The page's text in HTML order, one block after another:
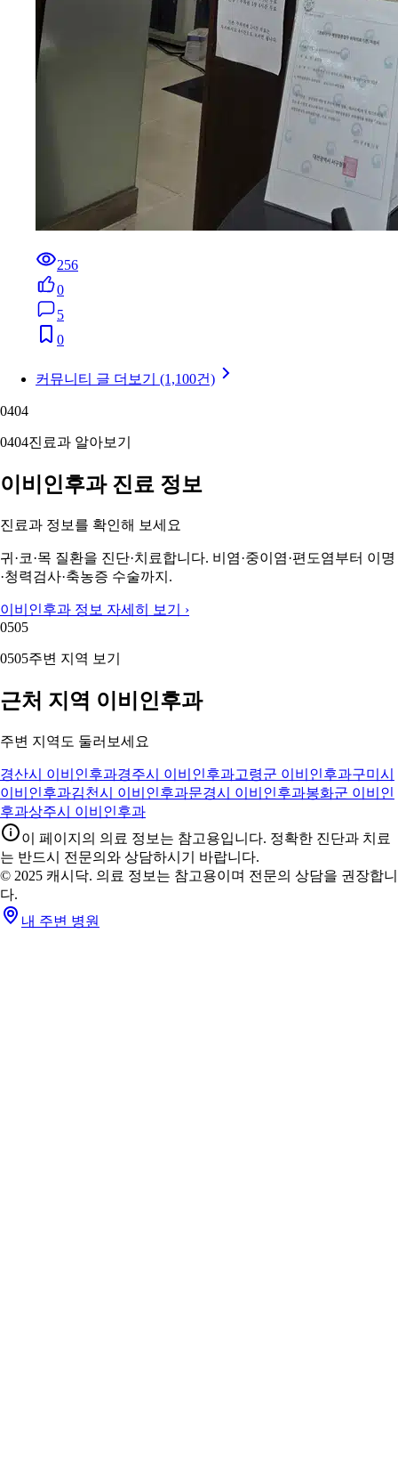
256
0
5
0
커뮤니티 글 더보기 (1,100건)
0404
0404진료과 알아보기
이비인후과 진료 정보
진료과 정보를 확인해 보세요
귀·코·목 질환을 진단·치료합니다. 비염·중이염·편도염부터 이명
·청력검사·축농증 수술까지.
이비인후과 정보 자세히 보기 ›
0505
0505주변 지역 보기
근처 지역 이비인후과
주변 지역도 둘러보세요
경산시 이비인후과경주시 이비인후과고령군 이비인후과구미시
이비인후과김천시 이비인후과문경시 이비인후과봉화군 이비인
후과상주시 이비인후과
이 페이지의 의료 정보는 참고용입니다. 정확한 진단과 치료
는 반드시 전문의와 상담하시기 바랍니다.
© 2025 캐시닥. 의료 정보는 참고용이며 전문의 상담을 권장합니
다.
내 주변 병원